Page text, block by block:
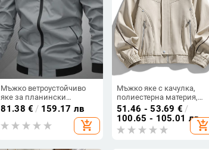
Мъжко ветроустойчиво
яке за планински
преходи, Casual стил, с
качулка, тънка кройка,
Corduroy плат с козина от
81.38 € / 159.17 лв
add_shopping_cart
Мъжко яке с качулка,
полиестерна материя,
цип, свободен крой,
странични джобове
51.46 - 53.69 € /
100.65 - 105.01 лв
add_shopping_cart